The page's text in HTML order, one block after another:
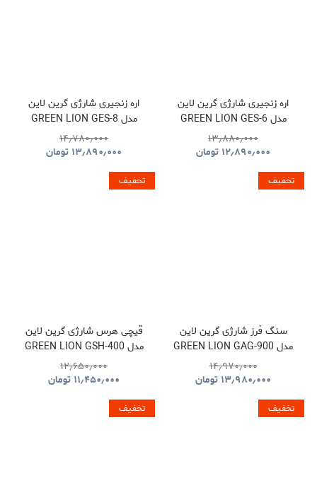
اره زنجیری شارژی گرین لاین
مدل GREEN LION GES-6
CORDLESS ELECTRIC
CHAINSAW
۱۳٫۸۸۰٫۰۰۰
۱۲٫۸۹۰٫۰۰۰ تومان
اره زنجیری شارژی گرین لاین
مدل GREEN LION GES-8
BRUSHLESS CORDLESS
CHAINSAW GNOCSWTLGN
۱۴٫۷۸۰٫۰۰۰
۱۳٫۸۹۰٫۰۰۰ تومان
تخفیف
سنگ فرز شارژی گرین لاین
مدل GREEN LION GAG-900
CORDLESS ANGLE
GRINDER TOOL
۱۴٫۹۷۰٫۰۰۰
۱۳٫۹۸۰٫۰۰۰ تومان
تخفیف
قیچی هرس شارژی گرین لاین
مدل GREEN LION GSH-400
ELECTRIC PRUNING
SHEARS TOOL CORDLESS
۱۲٫۶۵۰٫۰۰۰
۱۱٫۴۵۰٫۰۰۰ تومان
تخفیف تخفیف